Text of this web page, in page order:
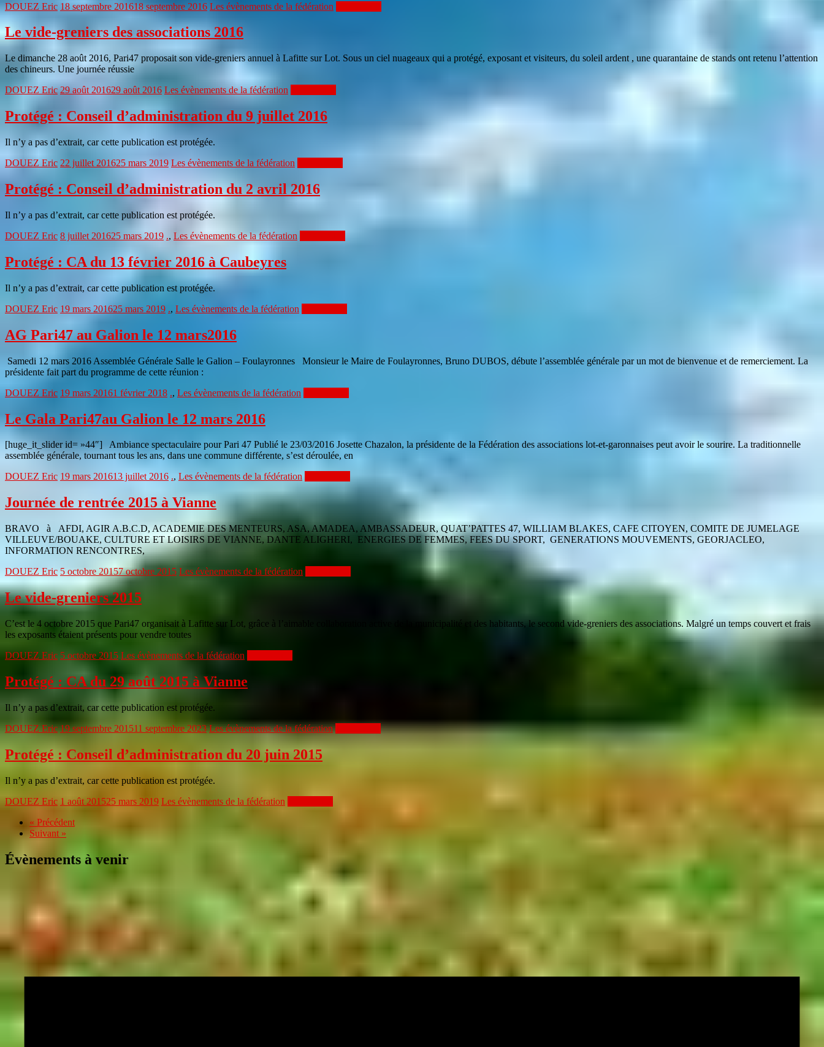
DOUEZ Eric 18 septembre 201618 septembre 2016 Les évènements de la fédération
Le vide-greniers des associations 2016
Le dimanche 28 août 2016, Pari47 proposait son vide-greniers annuel à Lafitte sur Lot. Sous un ciel nuageaux qui a protégé, exposant et visiteurs, du soleil ardent , une quarantaine de stands ont retenu l’attention
des chineurs. Une journée réussie
DOUEZ Eric 29 août 201629 août 2016 Les évènements de la fédération
Protégé : Conseil d’administration du 9 juillet 2016
Il n’y a pas d’extrait, car cette publication est protégée.
DOUEZ Eric 22 juillet 201625 mars 2019 Les évènements de la fédération
Protégé : Conseil d’administration du 2 avril 2016
Il n’y a pas d’extrait, car cette publication est protégée.
DOUEZ Eric 8 juillet 201625 mars 2019 ., Les évènements de la fédération
Protégé : CA du 13 février 2016 à Caubeyres
Il n’y a pas d’extrait, car cette publication est protégée.
DOUEZ Eric 19 mars 201625 mars 2019 ., Les évènements de la fédération
AG Pari47 au Galion le 12 mars2016
Samedi 12 mars 2016 Assemblée Générale Salle le Galion – Foulayronnes Monsieur le Maire de Foulayronnes, Bruno DUBOS, débute l’assemblée générale par un mot de bienvenue et de remerciement. La
présidente fait part du programme de cette réunion :
DOUEZ Eric 19 mars 20161 février 2018 ., Les évènements de la fédération
Le Gala Pari47au Galion le 12 mars 2016
[huge_it_slider id= »44″] Ambiance spectaculaire pour Pari 47 Publié le 23/03/2016 Josette Chazalon, la présidente de la Fédération des associations lot-et-garonnaises peut avoir le sourire. La traditionnelle
assemblée générale, tournant tous les ans, dans une commune différente, s’est déroulée, en
DOUEZ Eric 19 mars 201613 juillet 2016 ., Les évènements de la fédération
Journée de rentrée 2015 à Vianne
BRAVO à AFDI, AGIR A.B.C.D, ACADEMIE DES MENTEURS, ASA, AMADEA, AMBASSADEUR, QUAT’PATTES 47, WILLIAM BLAKES, CAFE CITOYEN, COMITE DE JUMELAGE
VILLEUVE/BOUAKE, CULTURE ET LOISIRS DE VIANNE, DANTE ALIGHERI, ENERGIES DE FEMMES, FEES DU SPORT, GENERATIONS MOUVEMENTS, GEORJACLEO,
INFORMATION RENCONTRES,
DOUEZ Eric 5 octobre 20157 octobre 2015 Les évènements de la fédération
Le vide-greniers 2015
C’est le 4 octobre 2015 que Pari47 organisait à Lafitte sur Lot, grâce à l’aimable collaboration active de la municipalité et des habitants, le second vide-greniers des associations. Malgré un temps couvert et frais
les exposants étaient présents pour vendre toutes
DOUEZ Eric 5 octobre 2015 Les évènements de la fédération
Protégé : CA du 29 août 2015 à Vianne
Il n’y a pas d’extrait, car cette publication est protégée.
DOUEZ Eric 19 septembre 201511 septembre 2023 Les évènements de la fédération
Protégé : Conseil d’administration du 20 juin 2015
Il n’y a pas d’extrait, car cette publication est protégée.
DOUEZ Eric 1 août 201525 mars 2019 Les évènements de la fédération
« Précédent
Suivant »
Évènements à venir